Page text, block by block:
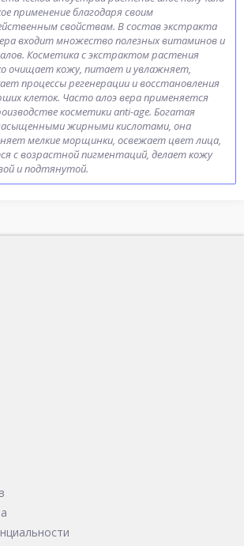
применение благодаря своим
свойствам. В состав экстракта
входит множество полезных витаминов и
Косметика с экстрактом растения
очищает кожу, питает и увлажняет,
процессы регенерации и восстановления
клеток. Часто алоэ вера применяется
косметики anti-age. Богатая
жирными кислотами, она
мелкие морщинки, освежает цвет лица,
с возрастной пигментаций, делает кожу
и подтянутой.